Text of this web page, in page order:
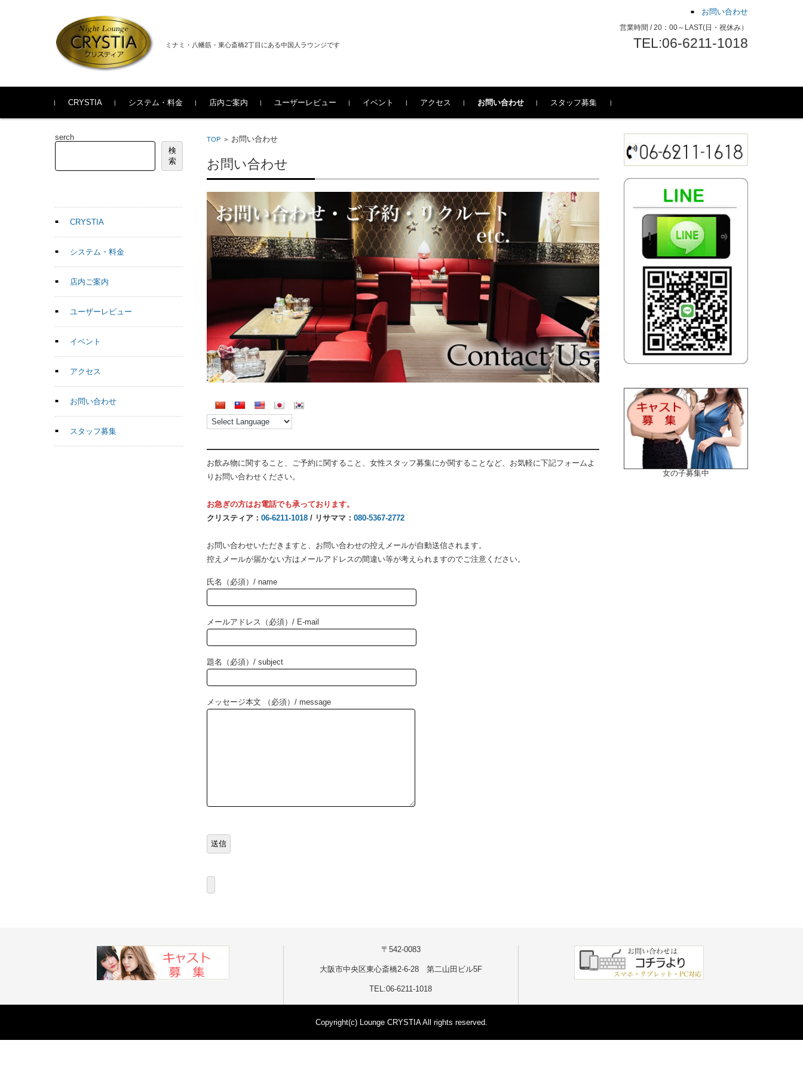
ミナミ・八幡筋・東心斎橋2丁目にある中国人ラウンジです
お問い合わせ
営業時間 / 20：00～LAST(日・祝休み）
TEL:06-6211-1018
コンテンツに移動
CRYSTIA
システム・料金 店内ご案内 ユーザーレビュー イベント アクセス お問い合わせ スタッフ募集
TOP > お問い合わせ
お問い合わせ
お飲み物に関すること、ご予約に関すること、女性スタッフ募集にか関することなど、お気軽に下記フォームよ
りお問い合わせください。
お急ぎの方はお電話でも承っております。
クリスティア：06-6211-1018 / リサママ：080-5367-2772
お問い合わせいただきますと、お問い合わせの控えメールが自動送信されます。
控えメールが届かない方はメールアドレスの間違い等が考えられますのでご注意ください。
氏名（必須）/ name
メールアドレス（必須）/ E-mail
題名（必須）/ subject
メッセージ本文 （必須）/ message
serch
検
索
CRYSTIA
システム・料金
店内ご案内
ユーザーレビュー
イベント
アクセス
お問い合わせ
スタッフ募集
女の子募集中
〒542-0083
大阪市中央区東心斎橋2-6-28 第二山田ビル5F
TEL:06-6211-1018
Copyright(c) Lounge CRYSTIA All rights reserved.